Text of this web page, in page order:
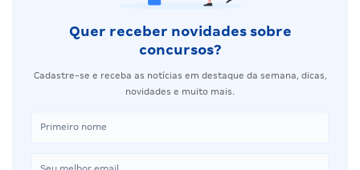
Quer receber novidades sobre
concursos?
Cadastre-se e receba as notícias em destaque da semana, dicas,
novidades e muito mais.